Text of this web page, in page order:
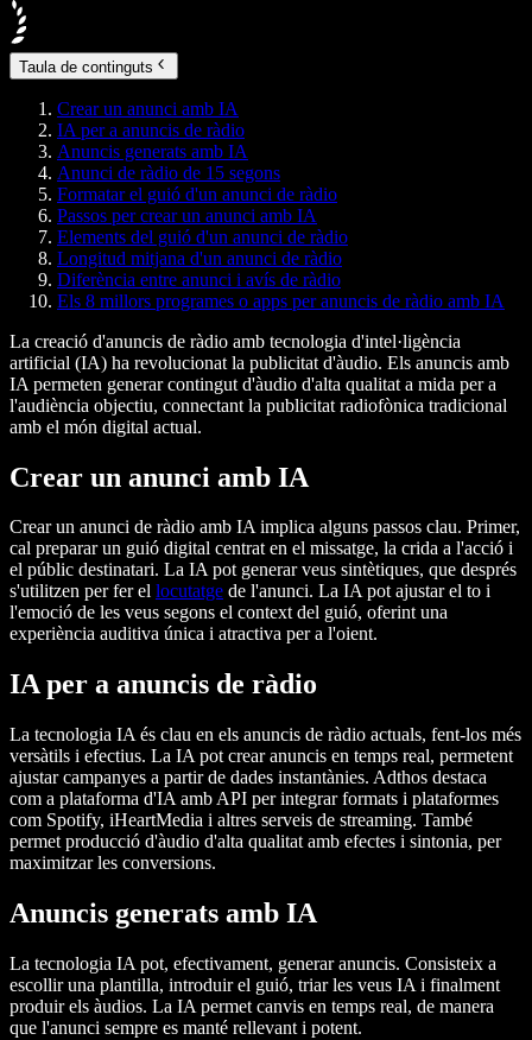
Taula de continguts
Crear un anunci amb IA
IA per a anuncis de ràdio
Anuncis generats amb IA
Anunci de ràdio de 15 segons
Formatar el guió d'un anunci de ràdio
Passos per crear un anunci amb IA
Elements del guió d'un anunci de ràdio
Longitud mitjana d'un anunci de ràdio
Diferència entre anunci i avís de ràdio
Els 8 millors programes o apps per anuncis de ràdio amb IA
La creació d'anuncis de ràdio amb tecnologia d'intel·ligència
artificial (IA) ha revolucionat la publicitat d'àudio. Els anuncis amb
IA permeten generar contingut d'àudio d'alta qualitat a mida per a
l'audiència objectiu, connectant la publicitat radiofònica tradicional
amb el món digital actual.
Crear un anunci amb IA
Crear un anunci de ràdio amb IA implica alguns passos clau. Primer,
cal preparar un guió digital centrat en el missatge, la crida a l'acció i
el públic destinatari. La IA pot generar veus sintètiques, que després
s'utilitzen per fer el locutatge de l'anunci. La IA pot ajustar el to i
l'emoció de les veus segons el context del guió, oferint una
experiència auditiva única i atractiva per a l'oient.
IA per a anuncis de ràdio
La tecnologia IA és clau en els anuncis de ràdio actuals, fent-los més
versàtils i efectius. La IA pot crear anuncis en temps real, permetent
ajustar campanyes a partir de dades instantànies. Adthos destaca
com a plataforma d'IA amb API per integrar formats i plataformes
com Spotify, iHeartMedia i altres serveis de streaming. També
permet producció d'àudio d'alta qualitat amb efectes i sintonia, per
maximitzar les conversions.
Anuncis generats amb IA
La tecnologia IA pot, efectivament, generar anuncis. Consisteix a
escollir una plantilla, introduir el guió, triar les veus IA i finalment
produir els àudios. La IA permet canvis en temps real, de manera
que l'anunci sempre es manté rellevant i potent.